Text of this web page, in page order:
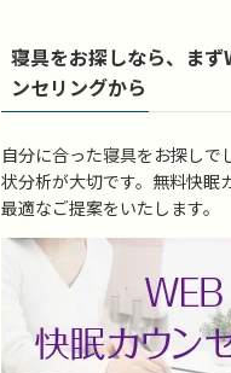
寝具をお探しなら、まず
ンセリングから
自分に合った寝具をお探しで
状分析が大切です。無料快眠
最適なご提案をいたします。